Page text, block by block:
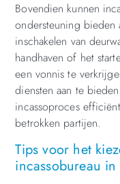
Bovendien kunnen
ondersteuning bieden
inschakelen van
handhaven of het
een vonnis te
diensten aan te
incassoproces
betrokken partijen.
Tips voor het
incassobureau in